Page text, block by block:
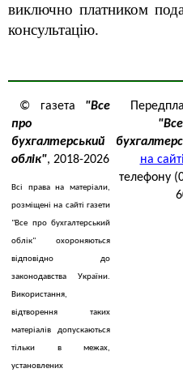
виключно платником
консультацію.
© газета "Все
про
бухгалтерський
облік", 2018-2026
Всі права на матеріали,
розміщені на сайті газети
"Все про бухгалтерський
облік" охороняються
відповідно до
законодавства України.
Використання,
відтворення таких
матеріалів допускаються
тільки в межах,
установлених
на сайті
телефону